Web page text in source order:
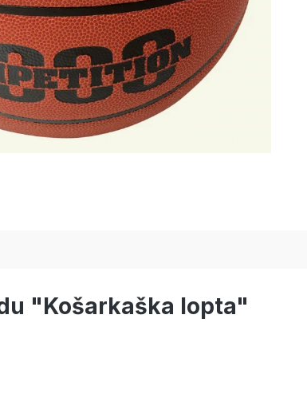
"Košarkaška lopta"